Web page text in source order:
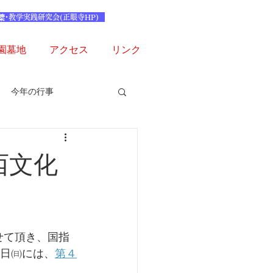
墓地 アクセス リンク
･教学実践研究会(正眼寺HP)
今年の行事
文化
頂き、国指
㈰には、 第４